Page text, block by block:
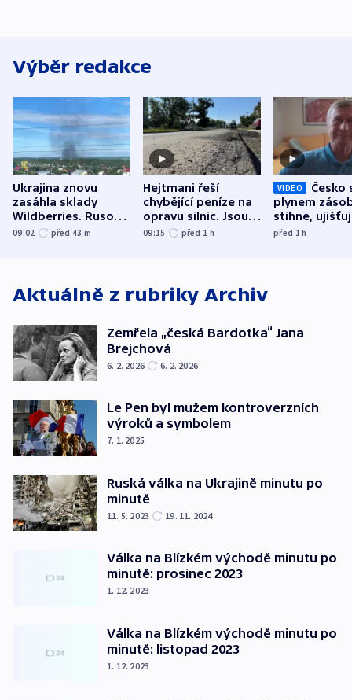
Výběr redakce
Ukrajina znovu
zasáhla sklady
Wildberries. Rusové
útočili v Charkovské
09:02 před 43 m
Hejtmani řeší
chybějící peníze na
opravu silnic. Jsou
nenárokové, namítá
09:15 před 1 h
VIDEO
Česko
plynem
stihne,
expert.
před 1h
Aktuálně z rubriky Archiv
Zemřela „česká Bardotka“ Jana
Brejchová
6. 2. 2026 6. 2. 2026
Le Pen byl mužem kontroverzních
výroků a symbolem
7. 1. 2025
Ruská válka na Ukrajině minutu po
minutě
11. 5. 2023 19. 11. 2024
Válka na Blízkém východě minutu po
minutě: prosinec 2023
1. 12. 2023
Válka na Blízkém východě minutu po
minutě: listopad 2023
1. 12. 2023